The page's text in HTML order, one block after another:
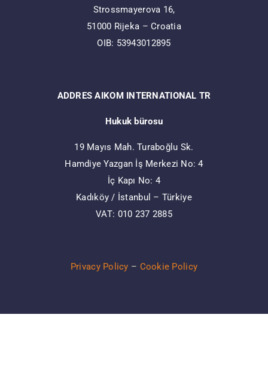
Strossmayerova 16,
51000 Rijeka – Croatia
OIB: 53943012895
ADDRES AIKOM INTERNATIONAL TR
Hukuk bürosu
19 Mayıs Mah. Turaboğlu Sk.
Hamdiye Yazgan İş Merkezi No: 4
İç Kapı No: 4
Kadıköy / İstanbul – Türkiye
VAT: 010 237 2885
Privacy Policy – Cookie Policy